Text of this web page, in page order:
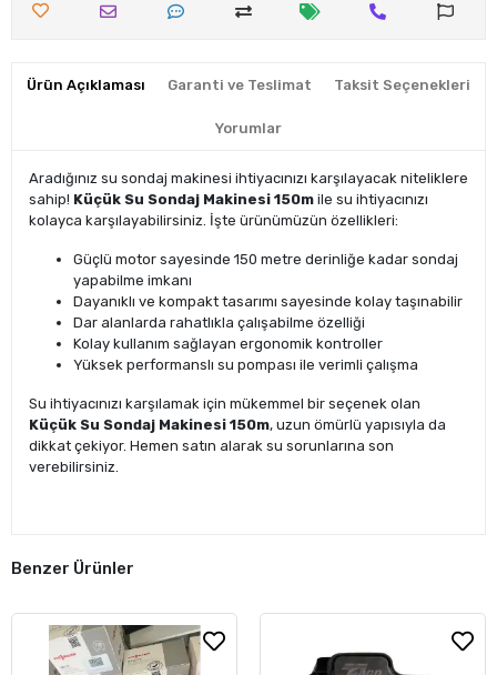
Ürün Açıklaması Garanti ve Teslimat Taksit Seçenekleri
Yorumlar
Aradığınız su sondaj makinesi ihtiyacınızı karşılayacak niteliklere
sahip! Küçük Su Sondaj Makinesi 150m ile su ihtiyacınızı
kolayca karşılayabilirsiniz. İşte ürünümüzün özellikleri:
Güçlü motor sayesinde 150 metre derinliğe kadar sondaj
yapabilme imkanı
Dayanıklı ve kompakt tasarımı sayesinde kolay taşınabilir
Dar alanlarda rahatlıkla çalışabilme özelliği
Kolay kullanım sağlayan ergonomik kontroller
Yüksek performanslı su pompası ile verimli çalışma
Su ihtiyacınızı karşılamak için mükemmel bir seçenek olan
Küçük Su Sondaj Makinesi 150m, uzun ömürlü yapısıyla da
dikkat çekiyor. Hemen satın alarak su sorunlarına son
verebilirsiniz.
Benzer Ürünler